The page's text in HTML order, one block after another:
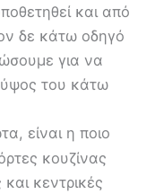
και από
δε κάτω οδηγό
για να
ύψος του κάτω
είναι η ποιο
κουζίνας
κεντρικές